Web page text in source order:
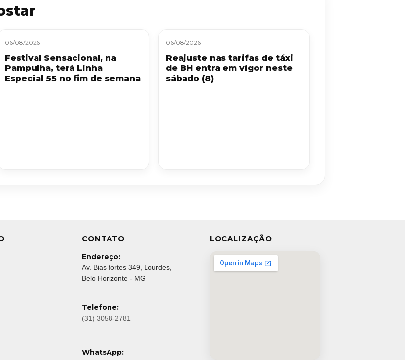
06/08/2026
Festival Sensacional, na
Pampulha, terá Linha
Especial 55 no fim de semana
06/08/2026
Reajuste nas tarifas de táxi
de BH entra em vigor neste
sábado (8)
CONTATO
Endereço:
Av. Bias fortes 349, Lourdes,
Belo Horizonte - MG
Telefone:
(31) 3058-2781
WhatsApp:
LOCALIZAÇÃO